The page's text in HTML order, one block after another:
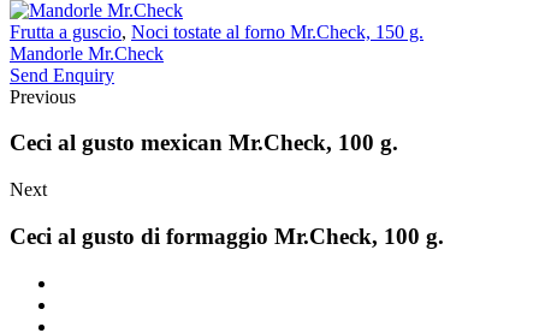
Frutta a guscio, Noci tostate al forno Mr.Check, 150 g.
Mandorle Mr.Check
Send Enquiry
Previous
Ceci al gusto mexican Mr.Check, 100 g.
Next
Ceci al gusto di formaggio Mr.Check, 100 g.